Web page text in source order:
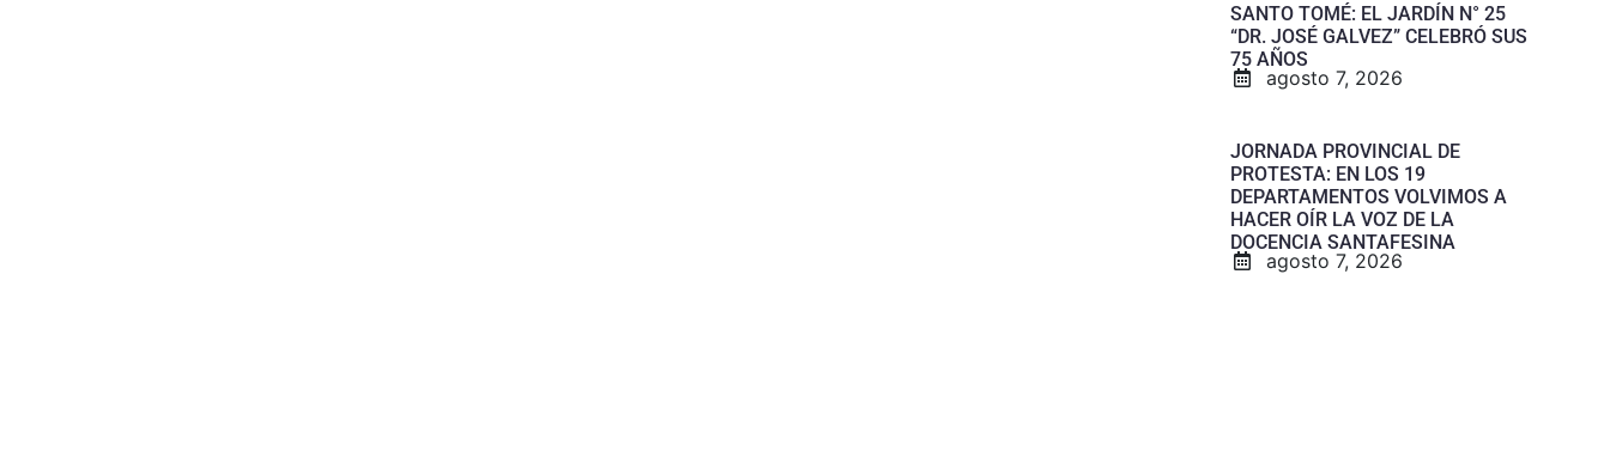
SANTO TOMÉ: EL JARDÍN N° 25
“DR. JOSÉ GALVEZ” CELEBRÓ SUS
75 AÑOS
agosto 7, 2026
JORNADA PROVINCIAL DE
PROTESTA: EN LOS 19
DEPARTAMENTOS VOLVIMOS A
HACER OÍR LA VOZ DE LA
DOCENCIA SANTAFESINA
agosto 7, 2026